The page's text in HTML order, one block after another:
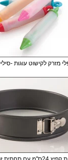
מזרק לקישוט עוגות -